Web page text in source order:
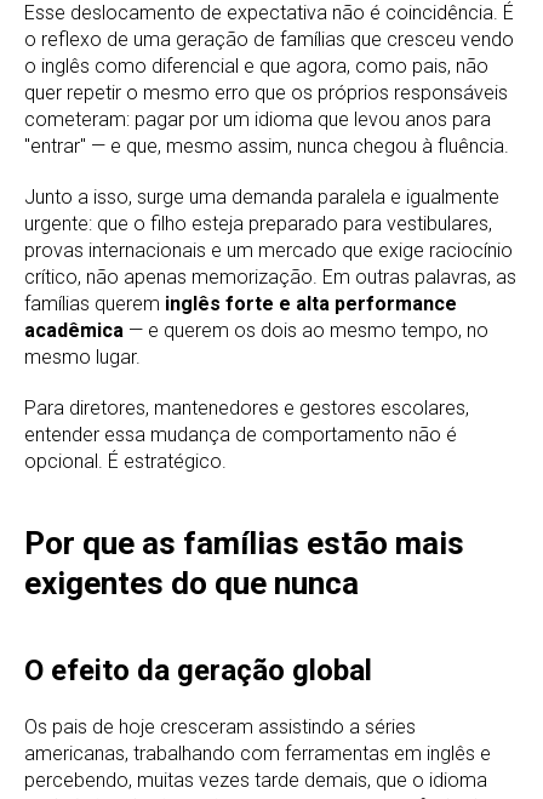
Esse deslocamento de expectativa não é coincidência. É
o reflexo de uma geração de famílias que cresceu vendo
o inglês como diferencial e que agora, como pais, não
quer repetir o mesmo erro que os próprios responsáveis
cometeram: pagar por um idioma que levou anos para
"entrar" — e que, mesmo assim, nunca chegou à fluência.
Junto a isso, surge uma demanda paralela e igualmente
urgente: que o filho esteja preparado para vestibulares,
provas internacionais e um mercado que exige raciocínio
crítico, não apenas memorização. Em outras palavras, as
famílias querem inglês forte e alta performance
acadêmica — e querem os dois ao mesmo tempo, no
mesmo lugar.
Para diretores, mantenedores e gestores escolares,
entender essa mudança de comportamento não é
opcional. É estratégico.
Por que as famílias estão mais
exigentes do que nunca
O efeito da geração global
Os pais de hoje cresceram assistindo a séries
americanas, trabalhando com ferramentas em inglês e
percebendo, muitas vezes tarde demais, que o idioma